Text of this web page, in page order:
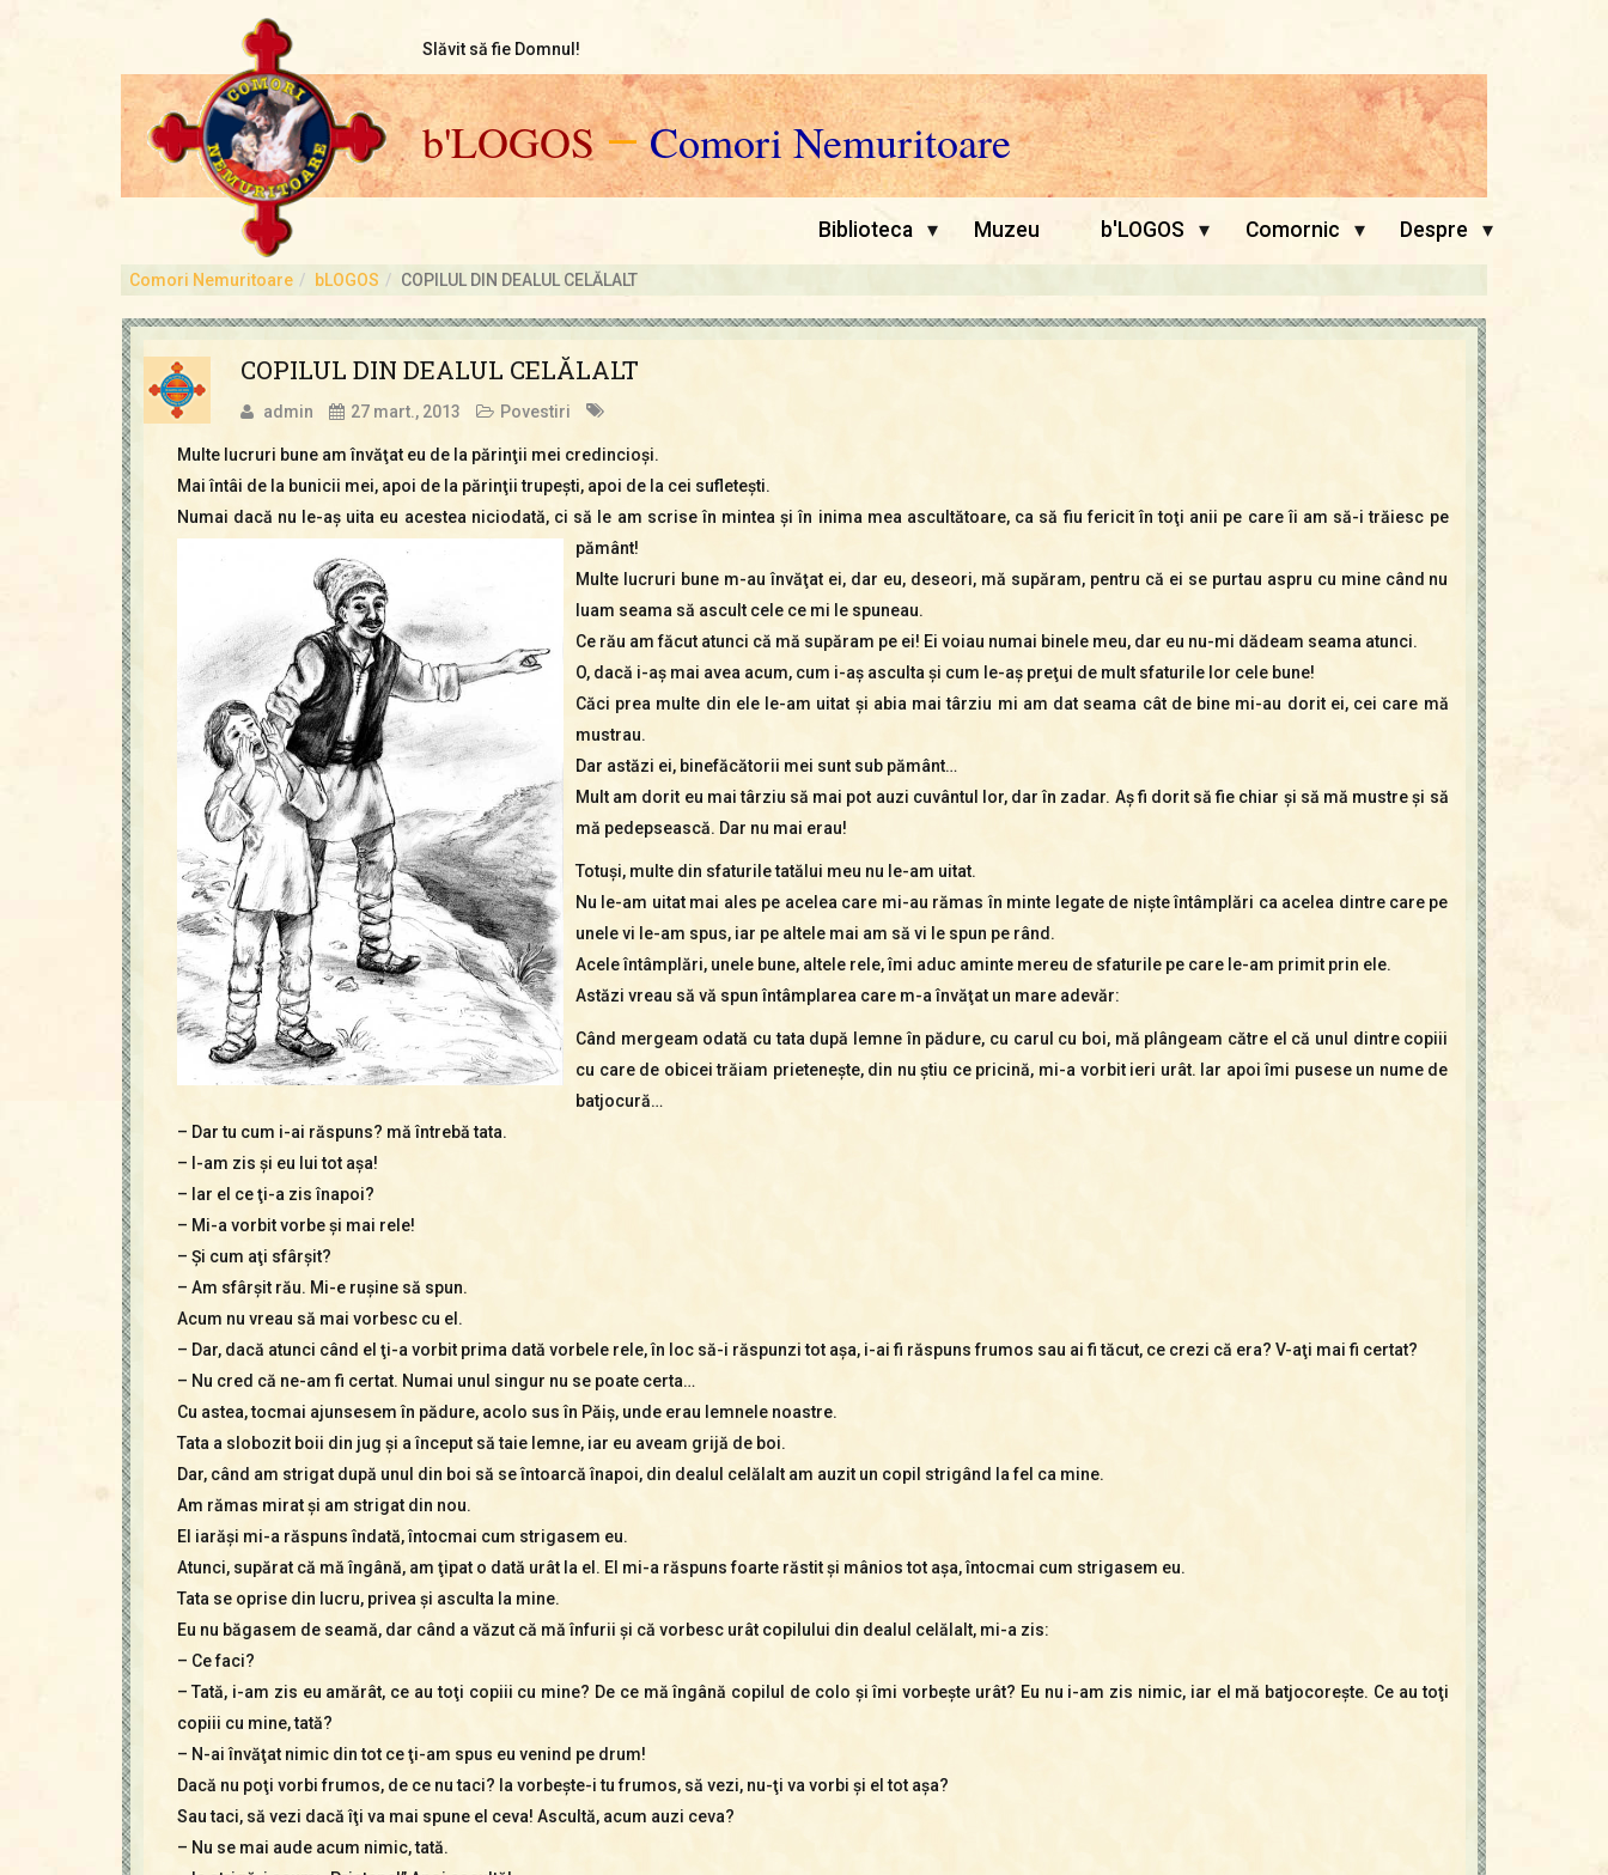
Slăvit să fie Domnul!
b'LOGOS—Comori Nemuritoare
Biblioteca ▾ Muzeu b'LOGOS ▾ Comornic ▾ Despre ▾
Comori Nemuritoare bLOGOS COPILUL DIN DEALUL CELĂLALT
COPILUL DIN DEALUL CELĂLALT
admin 27 mart., 2013 Povestiri
Multe lucruri bune am învăţat eu de la părinţii mei credincioşi.
Mai întâi de la bunicii mei, apoi de la părinţii trupeşti, apoi de la cei sufleteşti.
Numai dacă nu le-aş uita eu acestea niciodată, ci să le am scrise în mintea şi în inima mea ascultătoare, ca să fiu fericit în toţi anii pe care îi am să-i trăiesc pe
pământ!
Multe lucruri bune m-au învăţat ei, dar eu, deseori, mă supăram, pentru că ei se purtau aspru cu mine când nu
luam seama să ascult cele ce mi le spuneau.
Ce rău am făcut atunci că mă supăram pe ei! Ei voiau numai binele meu, dar eu nu-mi dădeam seama atunci.
O, dacă i-aş mai avea acum, cum i-aş asculta şi cum le-aş preţui de mult sfaturile lor cele bune!
Căci prea multe din ele le-am uitat şi abia mai târziu mi am dat seama cât de bine mi-au dorit ei, cei care mă
mustrau.
Dar astăzi ei, binefăcătorii mei sunt sub pământ…
Mult am dorit eu mai târziu să mai pot auzi cuvântul lor, dar în zadar. Aş fi dorit să fie chiar şi să mă mustre şi să
mă pedepsească. Dar nu mai erau!
Totuşi, multe din sfaturile tatălui meu nu le-am uitat.
Nu le-am uitat mai ales pe acelea care mi-au rămas în minte legate de nişte întâmplări ca acelea dintre care pe
unele vi le-am spus, iar pe altele mai am să vi le spun pe rând.
Acele întâmplări, unele bune, altele rele, îmi aduc aminte mereu de sfaturile pe care le-am primit prin ele.
Astăzi vreau să vă spun întâmplarea care m-a învăţat un mare adevăr:
Când mergeam odată cu tata după lemne în pădure, cu carul cu boi, mă plângeam către el că unul dintre copiii
cu care de obicei trăiam prieteneşte, din nu ştiu ce pricină, mi-a vorbit ieri urât. Iar apoi îmi pusese un nume de
batjocură…
– Dar tu cum i-ai răspuns? mă întrebă tata.
– I-am zis şi eu lui tot aşa!
– Iar el ce ţi-a zis înapoi?
– Mi-a vorbit vorbe şi mai rele!
– Şi cum aţi sfârşit?
– Am sfârşit rău. Mi-e ruşine să spun.
Acum nu vreau să mai vorbesc cu el.
– Dar, dacă atunci când el ţi-a vorbit prima dată vorbele rele, în loc să-i răspunzi tot aşa, i-ai fi răspuns frumos sau ai fi tăcut, ce crezi că era? V-aţi mai fi certat?
– Nu cred că ne-am fi certat. Numai unul singur nu se poate certa…
Cu astea, tocmai ajunsesem în pădure, acolo sus în Păiş, unde erau lemnele noastre.
Tata a slobozit boii din jug şi a început să taie lemne, iar eu aveam grijă de boi.
Dar, când am strigat după unul din boi să se întoarcă înapoi, din dealul celălalt am auzit un copil strigând la fel ca mine.
Am rămas mirat şi am strigat din nou.
El iarăşi mi-a răspuns îndată, întocmai cum strigasem eu.
Atunci, supărat că mă îngână, am ţipat o dată urât la el. El mi-a răspuns foarte răstit şi mânios tot aşa, întocmai cum strigasem eu.
Tata se oprise din lucru, privea şi asculta la mine.
Eu nu băgasem de seamă, dar când a văzut că mă înfurii şi că vorbesc urât copilului din dealul celălalt, mi-a zis:
– Ce faci?
– Tată, i-am zis eu amărât, ce au toţi copiii cu mine? De ce mă îngână copilul de colo şi îmi vorbeşte urât? Eu nu i-am zis nimic, iar el mă batjocoreşte. Ce au toţi
copiii cu mine, tată?
– N-ai învăţat nimic din tot ce ţi-am spus eu venind pe drum!
Dacă nu poţi vorbi frumos, de ce nu taci? Ia vorbeşte-i tu frumos, să vezi, nu-ţi va vorbi şi el tot aşa?
Sau taci, să vezi dacă îţi va mai spune el ceva! Ascultă, acum auzi ceva?
– Nu se mai aude acum nimic, tată.